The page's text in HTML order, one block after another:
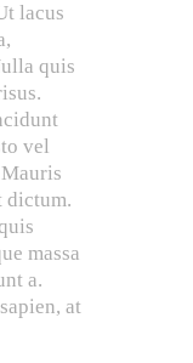
lacus
quis
vel
dictum.
massa
a.
at